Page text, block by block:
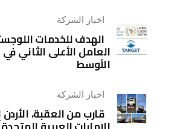
اخبار الشركة
الهدف للخدمات
العامل الأعلى الثاني
الأوسط
اخبار الشركة
قارب من العقبة،